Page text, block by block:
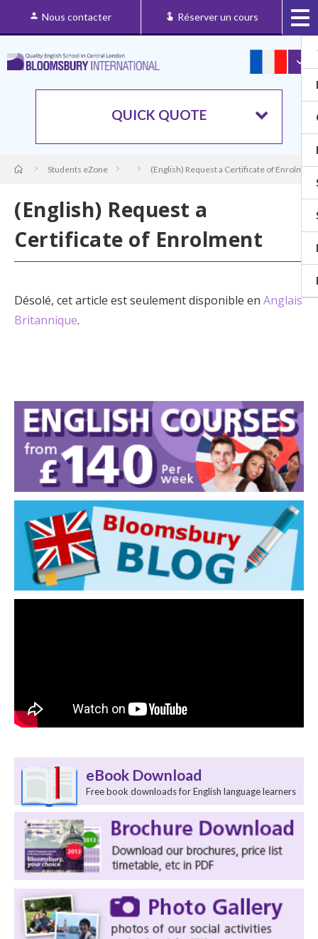
Nous contacter Réserver un cours
QUICK QUOTE
Students eZone (English) Request a Certificate of Enrolment
(English) Request a
Certificate of Enrolment
Désolé, cet article est seulement disponible en Anglais
Britannique.
eBook Download
Free book downloads for English language learners